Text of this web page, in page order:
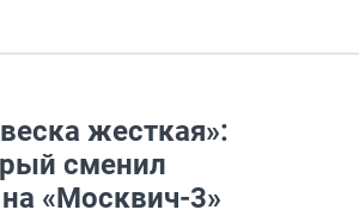
жесткая»:
сменил
«Москвич-3»